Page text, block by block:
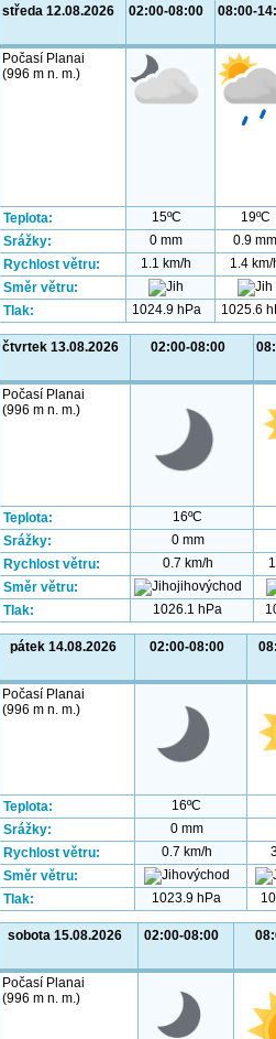
středa 12.08.2026 02:00-08:00 08:00-
Počasí Planai
(996 m n. m.)
Teplota: 15ºC
19ºC
Srážky:
0 mm
0.9 mm
Rychlost větru:
1.1 km/h
1.4 km/
Směr větru:
Tlak:
1024.9 hPa 1025.6
čtvrtek 13.08.2026 02:00-08:00
Počasí Planai
(996 m n. m.)
Teplota:
16ºC
Srážky:
0 mm
Rychlost větru:
0.7 km/h
Směr větru:
Tlak:
1026.1 hPa
pátek 14.08.2026 02:00-08:00
Počasí Planai
(996 m n. m.)
Teplota:
16ºC
Srážky:
0 mm
Rychlost větru:
0.7 km/h
Směr větru:
Tlak:
1023.9 hPa
sobota 15.08.2026 02:00-08:00
Počasí Planai
(996 m n. m.)